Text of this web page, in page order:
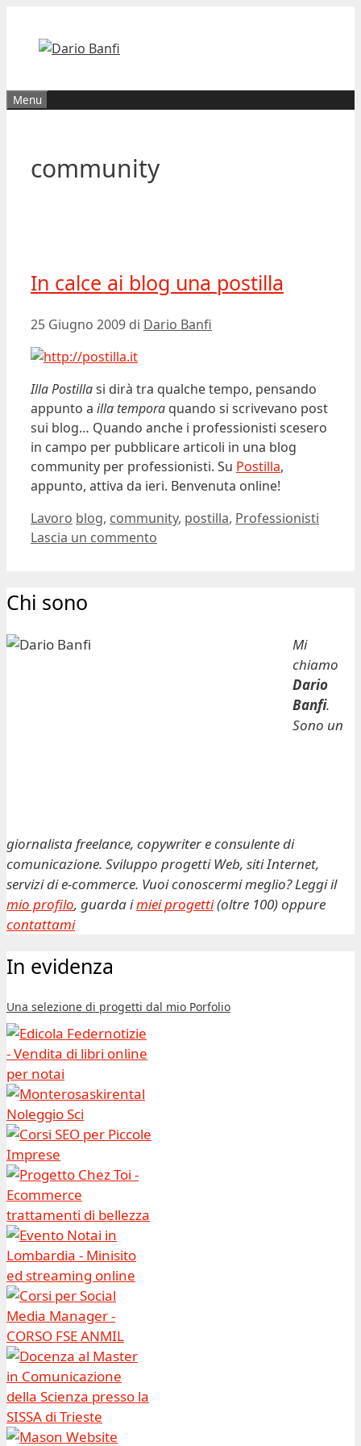
contenuto
Menu
community
In calce ai blog una postilla
25 Giugno 2009 di Dario Banfi
Illa Postillasi dirà tra qualche tempo, pensando
appunto a illa tempora quando si scrivevano post
sui blog… Quando anche i professionisti scesero
in campo per pubblicare articoli in una blog
community per professionisti. Su Postilla,
appunto, attiva da ieri. Benvenuta online!
Categorie
Lavoro Tag
blog, community, postilla, Professionisti
Lascia un commento
Chi sono
Mi
chiamo
Dario
Banfi.
Sono un
giornalista freelance, copywriter e consulente di
comunicazione. Sviluppo progetti Web, siti Internet,
servizi di e-commerce. Vuoi conoscermi meglio? Leggi il
mio profilo, guarda imiei progetti(oltre 100) oppure
contattami
In evidenza
Una selezione di progetti dal mio Porfolio